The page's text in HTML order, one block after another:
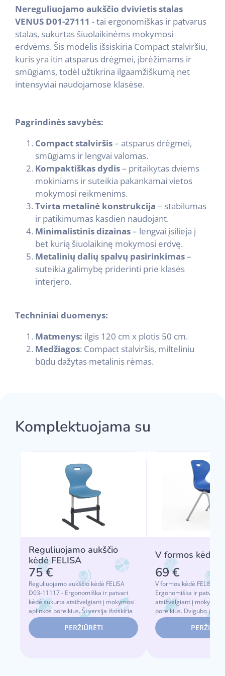
Nereguliuojamo aukščio dvivietis stalas
VENUS D01-27111 - tai ergonomiškas ir patvarus
stalas, sukurtas šiuolaikinėms mokymosi
erdvėms. Šis modelis išsiskiria Compact stalviršiu,
kuris yra itin atsparus drėgmei, įbrėžimams ir
smūgiams, todėl užtikrina ilgaamžiškumą net
intensyviai naudojamose klasėse.
Pagrindinės savybės:
Compact stalviršis– atsparus drėgmei,
smūgiams ir lengvai valomas.
Kompaktiškas dydis– pritaikytas dviems
mokiniams ir suteikia pakankamai vietos
mokymosi reikmenims.
Tvirta metalinė konstrukcija – stabilumas
ir patikimumas kasdien naudojant.
Minimalistinis dizainas– lengvai įsilieja į
bet kurią šiuolaikinę mokymosi erdvę.
Metalinių dalių spalvų pasirinkimas–
suteikia galimybę priderinti prie klasės
interjero.
Techniniai duomenys:
Matmenys: ilgis 120 cm x plotis 50 cm.
Medžiagos: Compact stalviršis, milteliniu
būdu dažytas metalinis rėmas.
Komplektuojama su
Reguliuojamo aukščio
kėdė FELISA
75 €
Reguliuojamo aukščio kėdė FELISA
D03-11117 - Ergonomiška ir patvari
kėdė sukurta atsižvelgiant į mokymosi
aplinkos poreikius. Ši versija išsiskiria
re...
PERŽIŪRĖTI
V formos kėdė
69 €
V formos kėdė FELISA
Ergonomiška ir patvari
atsižvelgiant į
poreikius. Dvigubo
sėdynė ir atlo...